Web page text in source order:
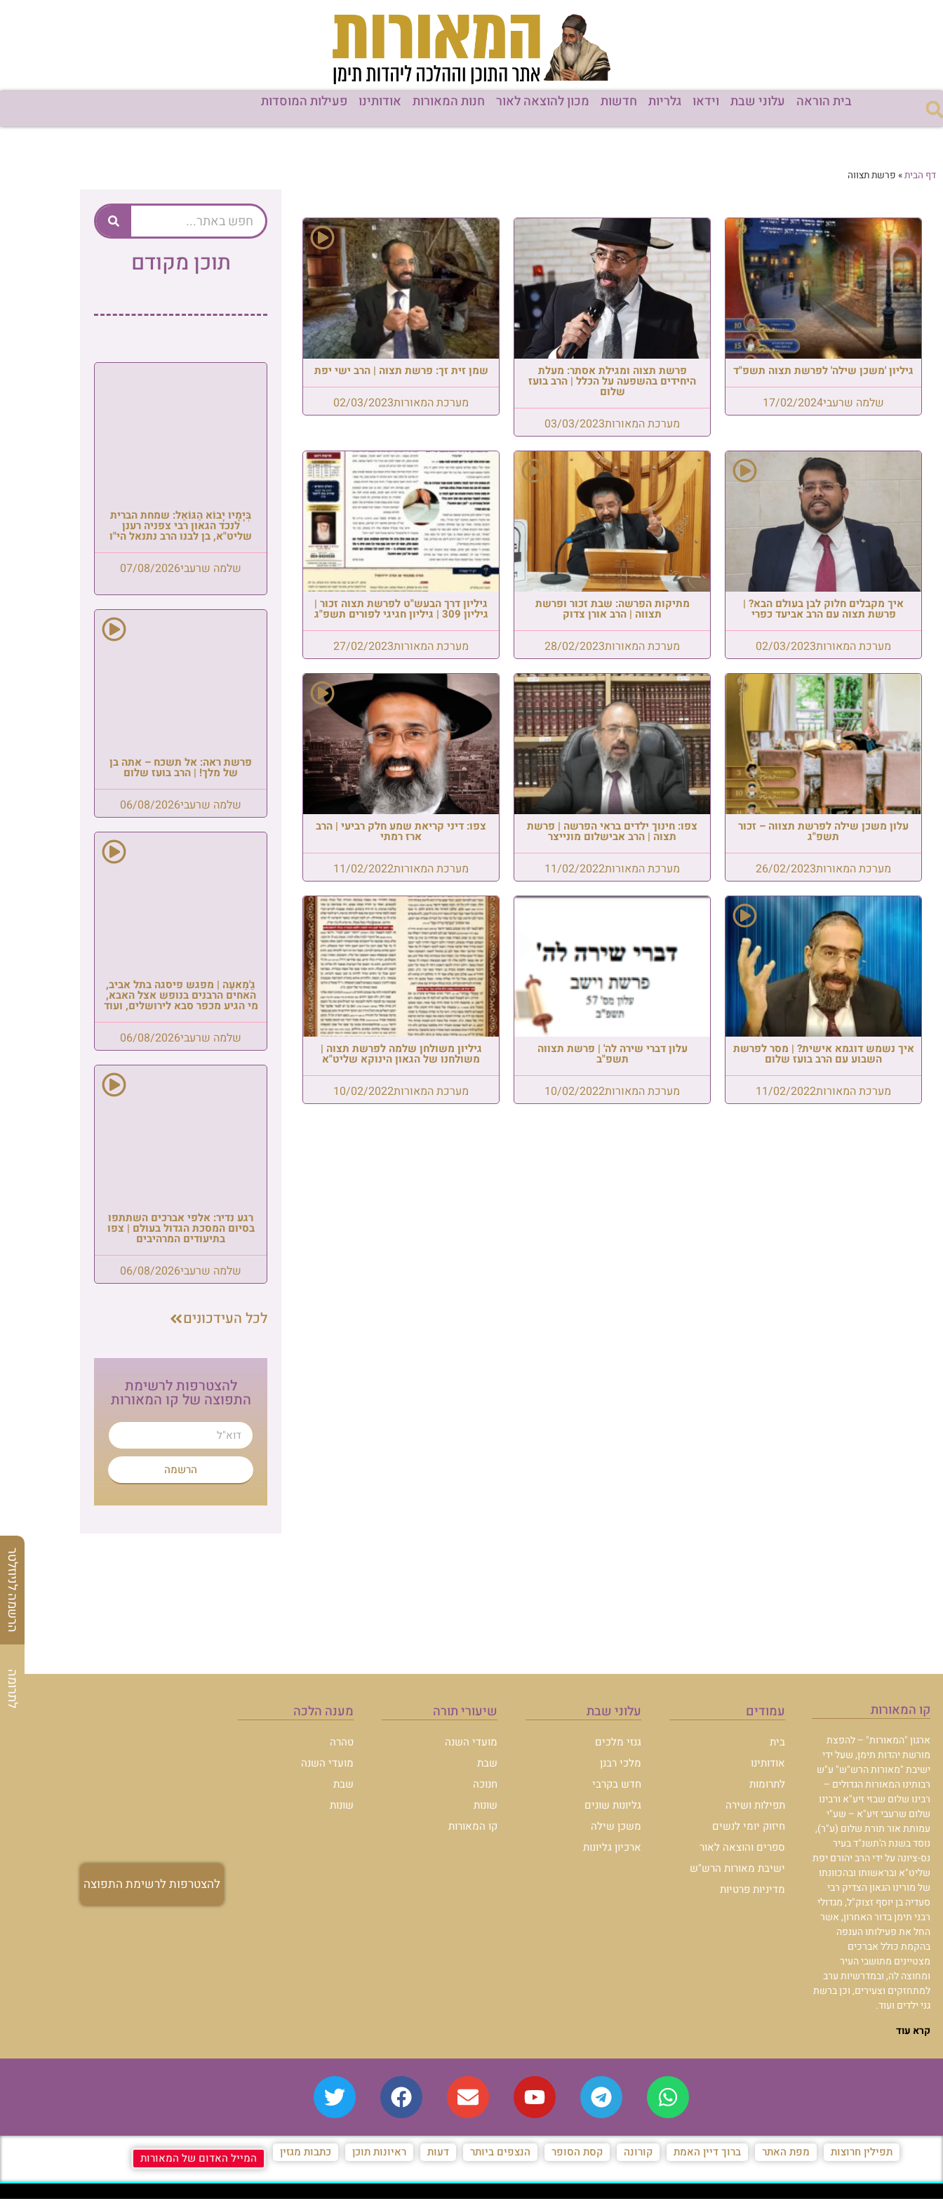
בית הוראה עלוני שבת וידאו גלריות חדשות מכון להוצאה לאור חנות המאורות אודותינו פעילות המוסדות
דף הבית» פרשת תצווה
גיליון 'משכן שילה' לפרשת תצוה תשפ"ד
שלמה שרעבי17/02/2024
פרשת תצוה ומגילת אסתר: מעלת
היחידים בהשפעה על הכלל | הרב בועז
שלום
מערכת המאורות03/03/2023
שמן זית זך: פרשת תצוה | הרב ישי יפת
מערכת המאורות02/03/2023
איך מקבלים חלוק לבן בעולם הבא? |
פרשת תצוה עם הרב אביעד כפרי
מערכת המאורות02/03/2023
מתיקות הפרשה: שבת זכור ופרשת
תצווה | הרב אורן צדוק
מערכת המאורות28/02/2023
גיליון דרך הבעש"ט לפרשת תצוה זכור |
גיליון 309 | גיליון חגיגי לפורים תשפ"ג
מערכת המאורות27/02/2023
עלון משכן שילה לפרשת תצווה – זכור
תשפ"ג
מערכת המאורות26/02/2023
צפו: חינוך ילדים בראי הפרשה | פרשת
תצוה | הרב אבישלום מונייצר
מערכת המאורות11/02/2022
צפו: דיני קריאת שמע חלק רביעי | הרב
ארז רמתי
מערכת המאורות11/02/2022
איך נשמש דוגמא אישית? | מסר לפרשת
השבוע עם הרב בועז שלום
מערכת המאורות11/02/2022
עלון דברי שירה לה' | פרשת תצווה
תשפ"ב
מערכת המאורות10/02/2022
גיליון משולחן שלמה לפרשת תצוה |
משולחנו של הגאון הינוקא שליט"א
מערכת המאורות10/02/2022
תוכן מקודם
בְּיָמָיו יָבוֹא הַגּוֹאֵל: שמחת הברית
לנכד הגאון רבי צפניה רענן
שליט"א, בן לבנו הרב נתנאל הי"ו
שלמה שרעבי07/08/2026
פרשת ראה: אל תשכח – אתה בן
של מלך! | הרב בועז שלום
שלמה שרעבי06/08/2026
גַ'מַאעַה | מפגש פיסגה בתל אביב,
האחים הרבנים בנופש אצל האבא,
מי הגיע מכפר סבא לירושלים, ועוד
שלמה שרעבי06/08/2026
רגע נדיר: אלפי אברכים השתתפו
בסיום המסכת הגדול בעולם | צפו
בתיעודים המרהיבים
שלמה שרעבי06/08/2026
לכל העידכונים
להצטרפות לרשימת
התפוצה של קו המאורות
הרשמה
קו המאורות
ארגון "המאורות" – להפצת
מורשת יהדות תימן, שעל ידי
ישיבת "מאורות הרש"ש" ע"ש
רבותינו המאורות הגדולים –
רבינו שלום שבזי זיע"א ורבינו
שלום שרעבי זיע"א – שע"י
עמותת אור תורת שלום (ע"ר),
נוסד בשנת ה'תשנ"ד בעיר
נס-ציונה על ידי הרב יהורם יפת
שליט"א ובראשותו ובהכוונתו
של מורינו הגאון הצדיק רבי
סעדיה בן יוסף זצוק"ל, מגדולי
רבני תימן בדור האחרון, אשר
החל את פעילותו הענפה
בהקמת כולל אברכים
מצטיינים מתושבי העיר
ומחוצה לה, ובמדרשיות ערב
למתחזקים וצעירים, וכן ברשת
גני ילדים ועוד.
קרא עוד
עמודים
בית
אודותינו
לתרומות
תפילות ושירה
חיזוק יומי לנשים
ספרים והוצאה לאור
ישיבת מאורות הרש"ש
מדיניות פרטיות
עלוני שבת
גנזי מלכים
מלכי רבנן
חדש בקרבי
גליונות שונים
משכן שילה
ארכיון גליונות
שיעורי תורה
מועדי השנה
שבת
חנוכה
שונות
קו המאורות
מענה הלכה
טהרה
מועדי השנה
שבת
שונות
להצטרפות לרשימת התפוצה
הרשמה לניוזלטר
לתרומה
תפילין חרוצות מפת האתר ברוך דיין האמת קורונה קסת הסופר הנצפים ביותר דעות ראיונות תוכן כתבות מגזין המייל האדום של המאורות